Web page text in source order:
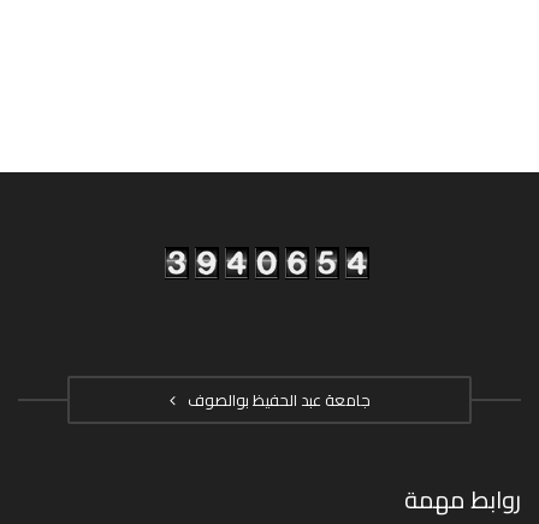
جامعة عبد الحفيظ بوالصوف
روابط مهمة